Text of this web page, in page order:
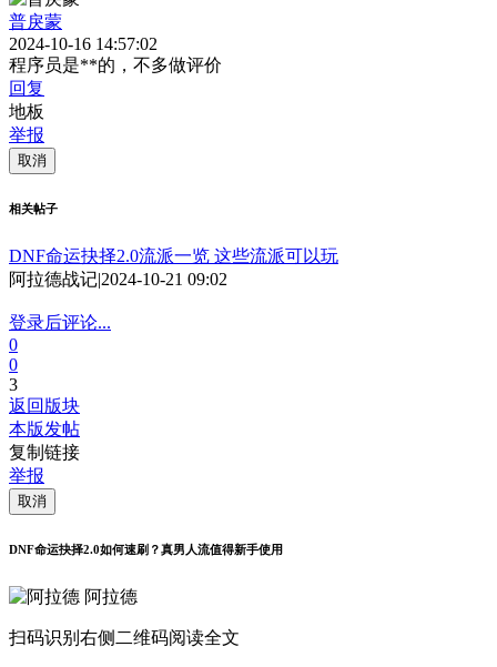
普戾蒙
2024-10-16 14:57:02
程序员是**的，不多做评价
回复
地板
举报
取消
相关帖子
DNF命运抉择2.0流派一览 这些流派可以玩
阿拉德战记|2024-10-21 09:02
登录后评论...
0
0
3
返回版块
本版发帖
复制链接
举报
取消
DNF命运抉择2.0如何速刷？真男人流值得新手使用
阿拉德
扫码识别右侧二维码阅读全文